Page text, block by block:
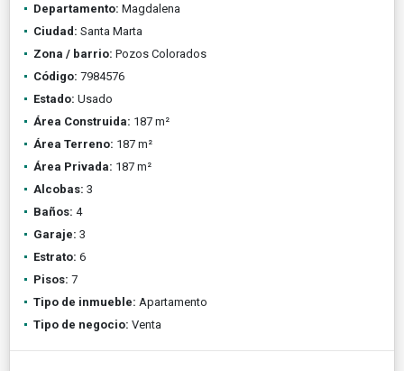
Departamento: Magdalena
Ciudad: Santa Marta
Zona / barrio: Pozos Colorados
Código: 7984576
Estado: Usado
Área Construida: 187 m²
Área Terreno: 187 m²
Área Privada: 187 m²
Alcobas: 3
Baños: 4
Garaje: 3
Estrato: 6
Pisos: 7
Tipo de inmueble: Apartamento
Tipo de negocio: Venta